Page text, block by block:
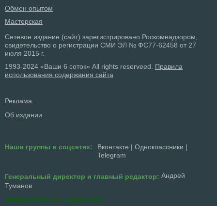
Обмен опытом
Мастерская
Сетевое издание (сайт) зарегистрировано Роскомнадзором,
свидетельство о регистрации СМИ ЭЛ № ФС77-62458 от 27
июля 2015 г.
1993-2024 «Ваши 6 соток» All rights reserveed. Правила
использования содержания сайта
Реклама
Об издании
Наши группы в соцсетях: Вконтакте | Одноклассники |
Telegram
Генеральный директор и главный редактор: Андрей
Туманов
Заместитель ген. директора